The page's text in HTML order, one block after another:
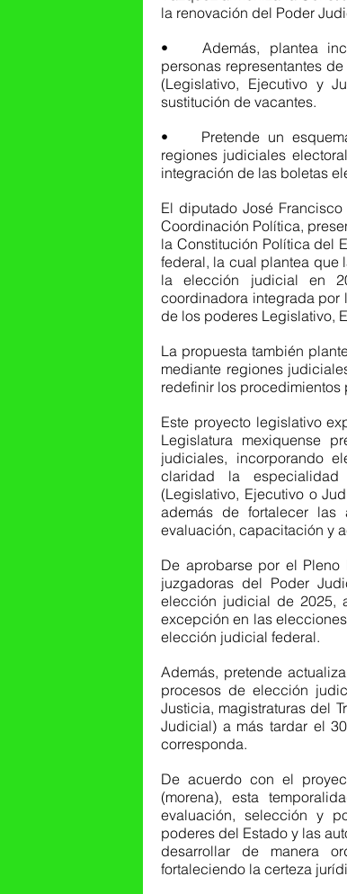
la renovación del Poder
•	Además, plantea incorporar una comisión coordinadora integrada por las
personas representantes
(Legislativo, Ejecutivo y
sustitución de vacantes.
•	Pretende un esquema de organización territorial de los comicios mediante
regiones judiciales
integración de las boletas
El diputado José
Coordinación Política,
la Constitución Política del
federal, la cual plantea que
la elección judicial en
coordinadora integrada por
de los poderes Legislativo,
La propuesta también
mediante regiones
redefinir los procedimientos
Este proyecto legislativo
Legislatura mexiquense
judiciales, incorporando
claridad la especialidad
(Legislativo, Ejecutivo o
además de fortalecer las
evaluación, capacitación y
De aprobarse por el
juzgadoras del Poder
elección judicial de 2025,
excepción en las
elección judicial federal.
Además, pretende
procesos de elección
Justicia, magistraturas del
Judicial) a más tardar el
corresponda.
De acuerdo con el
(morena), esta
evaluación, selección y
poderes del Estado y las
desarrollar de manera
fortaleciendo la certeza